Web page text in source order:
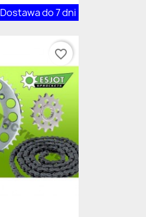
Dostawa do 7 dni
favorite_border